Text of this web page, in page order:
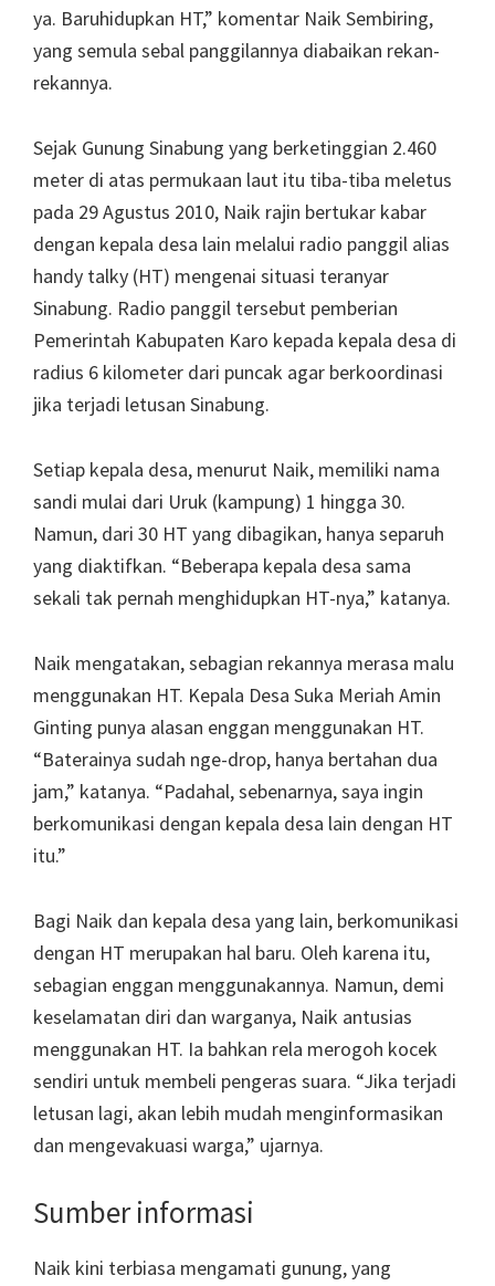
ya. Baruhidupkan HT,” komentar Naik Sembiring,
yang semula sebal panggilannya diabaikan rekan-
rekannya.
Sejak Gunung Sinabung yang berketinggian 2.460
meter di atas permukaan laut itu tiba-tiba meletus
pada 29 Agustus 2010, Naik rajin bertukar kabar
dengan kepala desa lain melalui radio panggil alias
handy talky (HT) mengenai situasi teranyar
Sinabung. Radio panggil tersebut pemberian
Pemerintah Kabupaten Karo kepada kepala desa di
radius 6 kilometer dari puncak agar berkoordinasi
jika terjadi letusan Sinabung.
Setiap kepala desa, menurut Naik, memiliki nama
sandi mulai dari Uruk (kampung) 1 hingga 30.
Namun, dari 30 HT yang dibagikan, hanya separuh
yang diaktifkan. “Beberapa kepala desa sama
sekali tak pernah menghidupkan HT-nya,” katanya.
Naik mengatakan, sebagian rekannya merasa malu
menggunakan HT. Kepala Desa Suka Meriah Amin
Ginting punya alasan enggan menggunakan HT.
“Baterainya sudah nge-drop, hanya bertahan dua
jam,” katanya. “Padahal, sebenarnya, saya ingin
berkomunikasi dengan kepala desa lain dengan HT
itu.”
Bagi Naik dan kepala desa yang lain, berkomunikasi
dengan HT merupakan hal baru. Oleh karena itu,
sebagian enggan menggunakannya. Namun, demi
keselamatan diri dan warganya, Naik antusias
menggunakan HT. Ia bahkan rela merogoh kocek
sendiri untuk membeli pengeras suara. “Jika terjadi
letusan lagi, akan lebih mudah menginformasikan
dan mengevakuasi warga,” ujarnya.
Sumber informasi
Naik kini terbiasa mengamati gunung, yang